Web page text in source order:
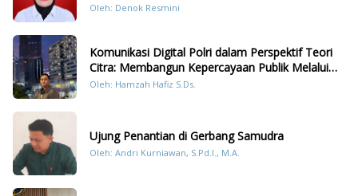
Oleh: Denok Resmini
Komunikasi Digital Polri dalam Perspektif Teori
Citra: Membangun Kepercayaan Publik Melalui
Konten Humanis Kesiapsiagaan Bencana di
Oleh: Hamzah Hafiz S.Ds.
Ujung Penantian di Gerbang Samudra
Oleh: Andri Kurniawan, S.Pd.I., M.A.